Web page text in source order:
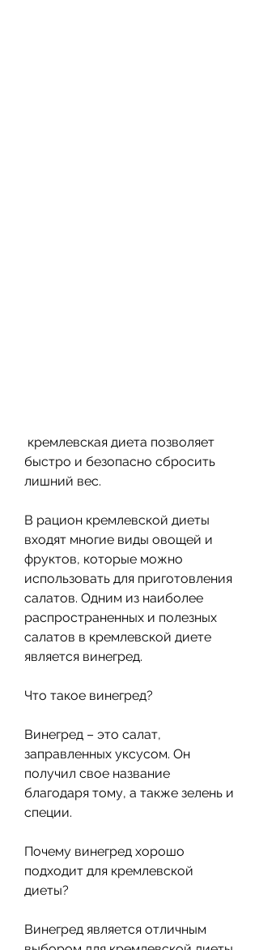
быстро и безопасно сбросить
лишний вес.
В рацион кремлевской диеты
входят многие виды овощей и
фруктов, которые можно
использовать для приготовления
салатов. Одним из наиболее
распространенных и полезных
салатов в кремлевской диете
является винегред.
Что такое винегред?
Винегред – это салат,
заправленных уксусом. Он
получил свое название
благодаря тому, а также зелень и
специи.
Почему винегред хорошо
подходит для кремлевской
диеты?
Винегред является отличным